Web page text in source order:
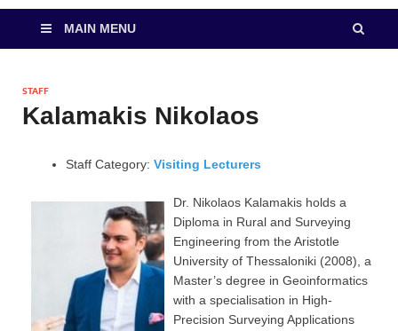
MAIN MENU
STAFF
Kalamakis Nikolaos
Staff Category: Visiting Lecturers
Dr. Nikolaos Kalamakis holds a
Diploma in Rural and Surveying
Engineering from the Aristotle
University of Thessaloniki (2008), a
Master’s degree in Geoinformatics
with a specialisation in High-
Precision Surveying Applications